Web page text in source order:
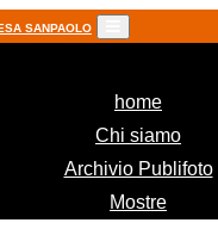
SANPAOLO
home
Chi siamo
Archivio Publifoto
Mostre